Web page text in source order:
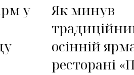
у
Як минув
осінній
ресторані